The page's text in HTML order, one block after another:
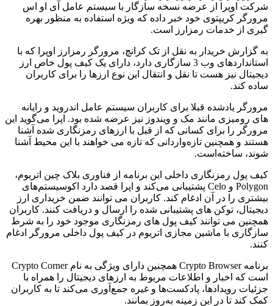
شرکت اوپرا از عرضه نسخه سازگار با سیستم عامل آی او اس
مرورگر کریپتوی خود خبر داده که ویژه استفاده به منظور بهره
گیری از خدمات رمزارز است.
به گزارش خریدار به نقل از تک کرانچ، مرورگر رمزارز اوپرا که با
استانداردهای وب 3 سازگاری دارد، دارای یک کیف پول خاص ارز
دیجیتال نیز هست تا نقل و انتقال این نوع ارزها را برای کاربران
ساده کند.
مرورگر یادشده قبلا برای کاربران سیستم عامل اندروید و رایانه
های رومیزی مانند مک و ویندوز نیز عرضه شده بود. اپرا می‌گوید این
مرورگر را برای کسانی که از قبل با ارزهای رمزنگاری شده آشنا
هستند و همچنین تازه‌واردانی که تازه می خواهند با این محیط آشنا
شوند، ساخته‌است.
کیف پول رمزنگاری داخلی این برنامه از فناوری بلاک چین اتریوم،
Polygon و Celo پشتیبانی می‌کند و اپرا قصد دارد اکوسیستم‌های
بیشتری را در آن ادغام کند. کاربران می توانند ضمن خریداری ارز
دیجیتال، توکن های پشتیبانی شده را ارسال و دریافت کنند. کاربران
همچنین می توانند کیف پول های رمزنگاری موجود خود را به شرط
سازگاری با ماشین مجازی اتریوم در کیف پول داخلی مرورگر ادغام
کنند.
برنامه Crypto Browser همچنین دارای ویژگی به نام Crypto Corner
است که اخبار و اطلاعات مربوط به ارزهای دیجیتال را همراه با
جزئیات رویدادها، پادکست‌ها و غیره جمع‌آوری می‌کند تا به کاربران
کمک کند تا در این زمینه به‌روز بمانند.